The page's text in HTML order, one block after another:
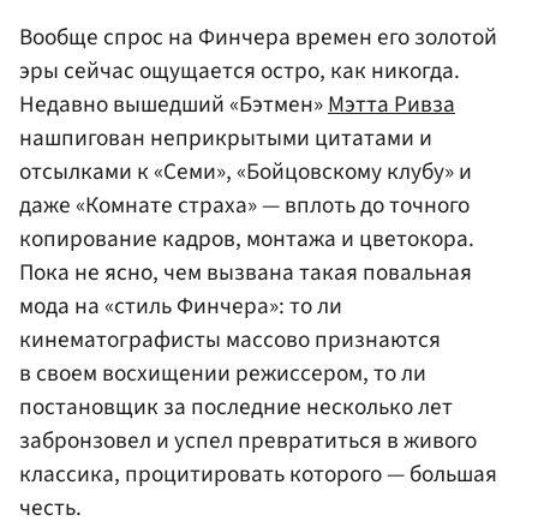
Вообще спрос на Финчера времен его золотой
эры сейчас ощущается остро, как никогда.
Недавно вышедший «Бэтмен»Мэтта Ривза
нашпигован неприкрытыми цитатами и
отсылками к «Семи», «Бойцовскому клубу» и
даже «Комнате страха» — вплоть до точного
копирование кадров, монтажа и цветокора.
Пока не ясно, чем вызвана такая повальная
мода на «стиль Финчера»: то ли
кинематографисты массово признаются
в своем восхищении режиссером, то ли
постановщик за последние несколько лет
забронзовел и успел превратиться в живого
классика, процитировать которого — большая
честь.